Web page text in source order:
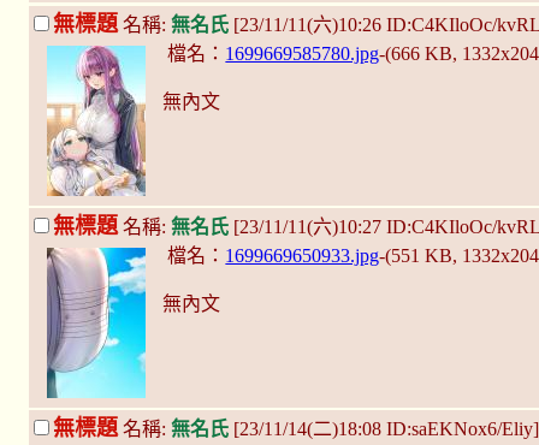
無標題 名稱: 無名氏 [23/11/11(六)10:26 ID:C4KIloOc/
檔名： 1699669585780.jpg-(666 KB,
無內文
無標題 名稱: 無名氏 [23/11/11(六)10:27 ID:C4KIloOc/
檔名： 1699669650933.jpg-(551 KB,
無內文
無標題 名稱: 無名氏 [23/11/14(二)18:08 ID:saEKNox6/